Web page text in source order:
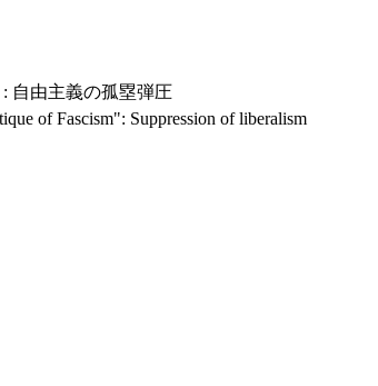
自由主義の孤塁弾圧
of Fascism": Suppression of liberalism